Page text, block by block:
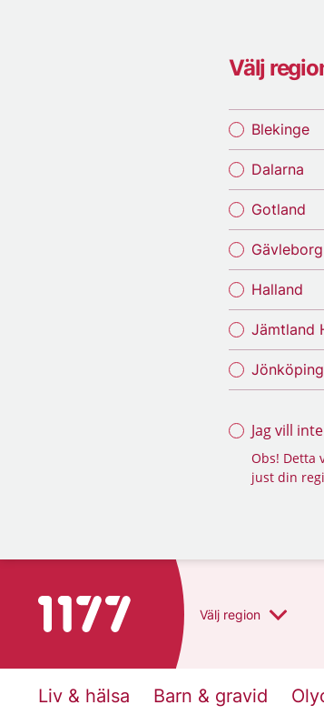
Välj
Blekinge
Dalarna
Gotland
Gävleborg
Halland
Jämtland
Jag vill
Obs! Detta
just din
Till startsidan för 1177 Välj region
Liv & hälsa Barn & gravid